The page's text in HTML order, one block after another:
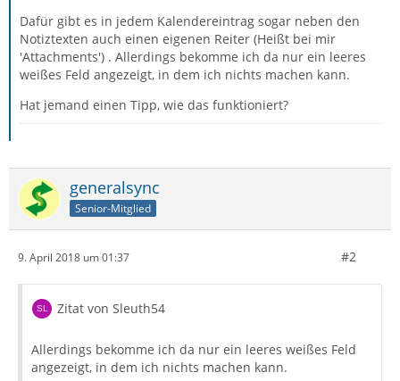
Dafür gibt es in jedem Kalendereintrag sogar neben den
Notiztexten auch einen eigenen Reiter (Heißt bei mir
'Attachments') . Allerdings bekomme ich da nur ein leeres
weißes Feld angezeigt, in dem ich nichts machen kann.
Hat jemand einen Tipp, wie das funktioniert?
generalsync
Senior-Mitglied
9. April 2018 um 01:37 #2
Zitat von Sleuth54
Allerdings bekomme ich da nur ein leeres weißes Feld
angezeigt, in dem ich nichts machen kann.